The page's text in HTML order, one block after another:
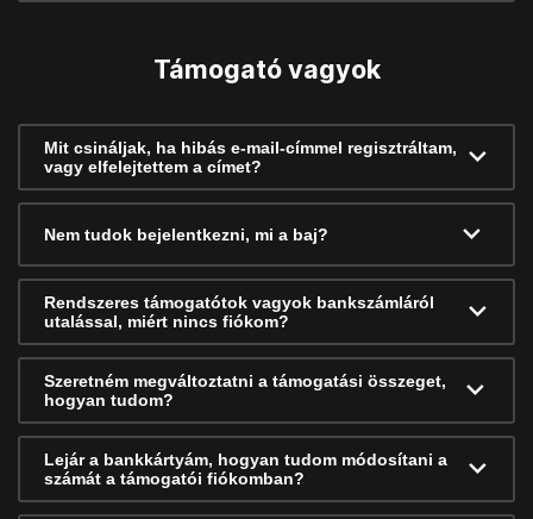
Támogató vagyok
Mit csináljak, ha hibás e-mail-címmel regisztráltam,
vagy elfelejtettem a címet?
Nem tudok bejelentkezni, mi a baj?
Rendszeres támogatótok vagyok bankszámláról
utalással, miért nincs fiókom?
Szeretném megváltoztatni a támogatási összeget,
hogyan tudom?
Lejár a bankkártyám, hogyan tudom módosítani a
számát a támogatói fiókomban?